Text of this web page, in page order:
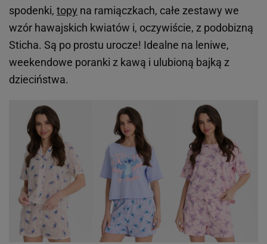
spodenki, topy na ramiączkach, całe zestawy we
wzór hawajskich kwiatów i, oczywiście, z podobizną
Sticha. Są po prostu urocze! Idealne na leniwe,
weekendowe poranki z kawą i ulubioną bajką z
dzieciństwa.